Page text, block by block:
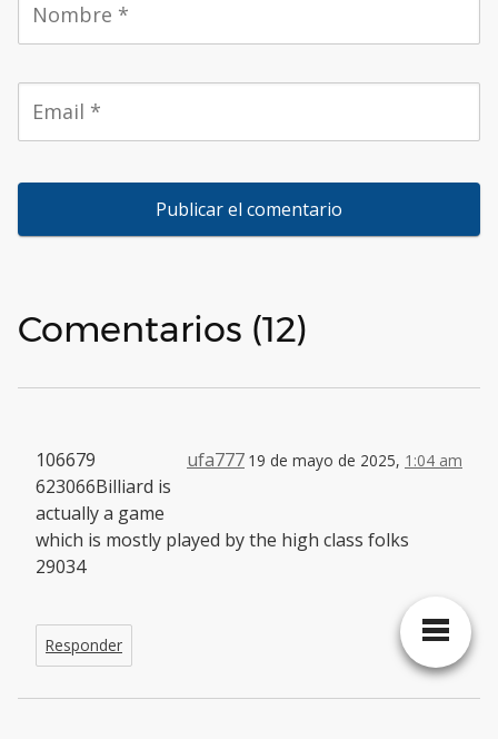
Comentarios (12)
ufa777 19 de mayo de 2025, 1:04 am
106679
623066Billiard is
actually a game
which is mostly played by the high class folks
29034
Responder